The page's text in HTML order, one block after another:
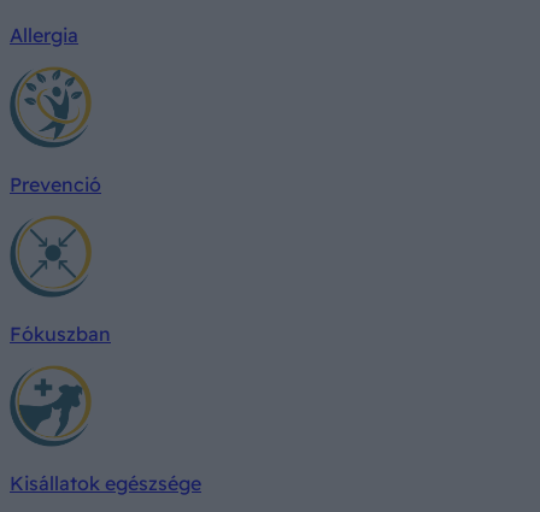
Allergia
Prevenció
Fókuszban
Kisállatok egészsége